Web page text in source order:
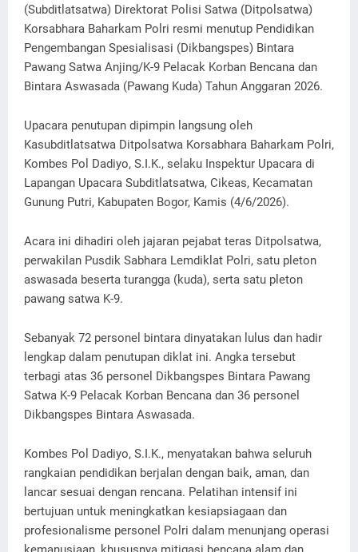
(Subditlatsatwa) Direktorat Polisi Satwa (Ditpolsatwa)
Korsabhara Baharkam Polri resmi menutup Pendidikan
Pengembangan Spesialisasi (Dikbangspes) Bintara
Pawang Satwa Anjing/K-9 Pelacak Korban Bencana dan
Bintara Aswasada (Pawang Kuda) Tahun Anggaran 2026.
Upacara penutupan dipimpin langsung oleh
Kasubditlatsatwa Ditpolsatwa Korsabhara Baharkam Polri,
Kombes Pol Dadiyo, S.I.K., selaku Inspektur Upacara di
Lapangan Upacara Subditlatsatwa, Cikeas, Kecamatan
Gunung Putri, Kabupaten Bogor, Kamis (4/6/2026).
Acara ini dihadiri oleh jajaran pejabat teras Ditpolsatwa,
perwakilan Pusdik Sabhara Lemdiklat Polri, satu pleton
aswasada beserta turangga (kuda), serta satu pleton
pawang satwa K-9.
Sebanyak 72 personel bintara dinyatakan lulus dan hadir
lengkap dalam penutupan diklat ini. Angka tersebut
terbagi atas 36 personel Dikbangspes Bintara Pawang
Satwa K-9 Pelacak Korban Bencana dan 36 personel
Dikbangspes Bintara Aswasada.
Kombes Pol Dadiyo, S.I.K., menyatakan bahwa seluruh
rangkaian pendidikan berjalan dengan baik, aman, dan
lancar sesuai dengan rencana. Pelatihan intensif ini
bertujuan untuk meningkatkan kesiapsiagaan dan
profesionalisme personel Polri dalam menunjang operasi